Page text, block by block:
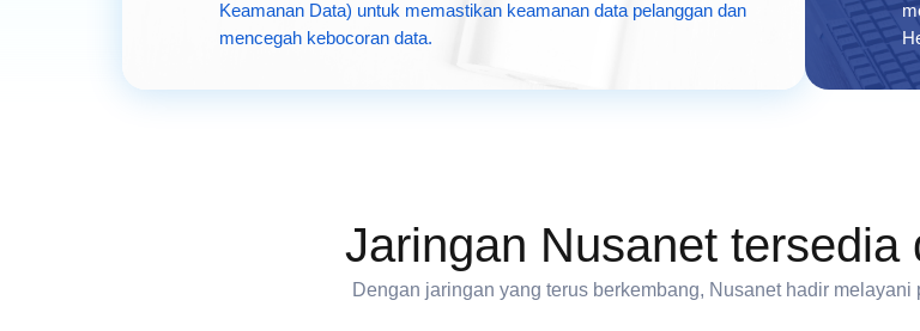
Keamanan Data) untuk memastikan keamanan data pelanggan dan
mencegah kebocoran data.
Jaringan Nusanet tersedia
Dengan jaringan yang terus berkembang, Nusanet hadir